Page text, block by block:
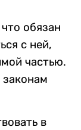
обязан
с ней,
частью.
в